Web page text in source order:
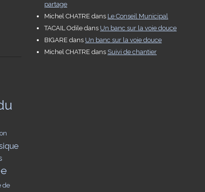
de
partage
Michel CHATRE dans Le Conseil Municipal
TACAIL Odile dans Un banc sur la voie douce
BIGARE dans Un banc sur la voie douce
Michel CHATRE dans Suivi de chantier